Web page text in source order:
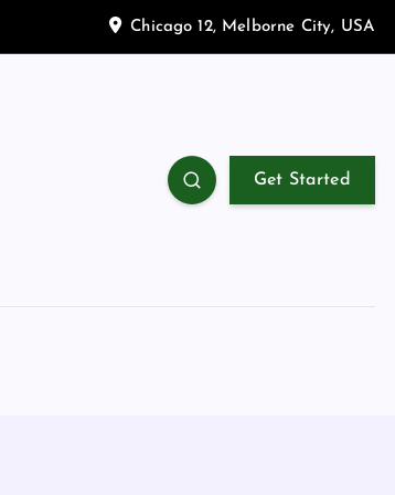
Chicago 12, Melborne City, USA
Get Started